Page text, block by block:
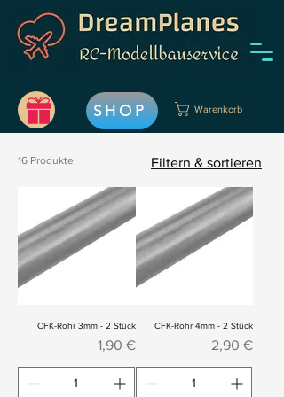
SHOP Warenkorb
16 Produkte Filtern & sortieren
CFK-Rohr 3mm - 2 Stück
Preis
1,90 €
CFK-Rohr 4mm - 2 Stück
Preis
2,90 €